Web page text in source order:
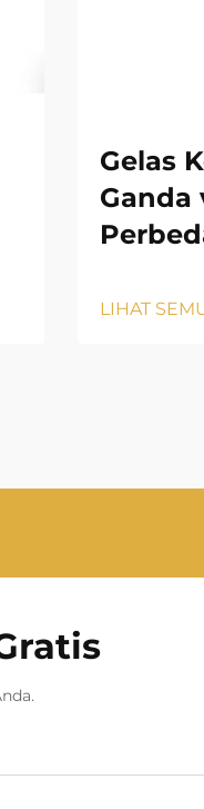
Gelas
Ganda
LIHAT